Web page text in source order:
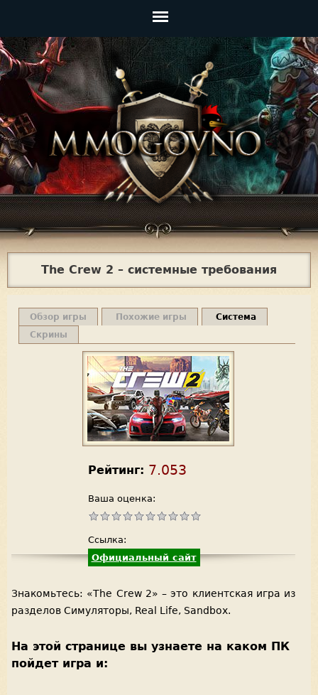
Главное
меню
Jump to navigation
The Crew 2 – системные требования
Обзор игры Похожие игры
Система
Скрины
Рейтинг: 7.053
Ваша оценка:
Ссылка:
Официальный сайт
Знакомьтесь: «The Crew 2» – это клиентская игра из
разделов Симуляторы, Real Life, Sandbox.
На этой странице вы узнаете на каком ПК
пойдет игра и: